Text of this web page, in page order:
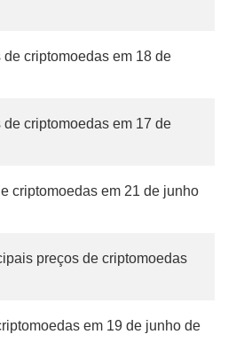
criptomoedas em 18 de
criptomoedas em 17 de
criptomoedas em 21 de junho
preços de criptomoedas
em 19 de junho de